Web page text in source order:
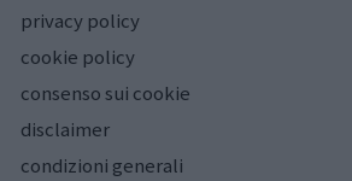
privacy policy
cookie policy
consenso sui cookie
disclaimer
condizioni generali